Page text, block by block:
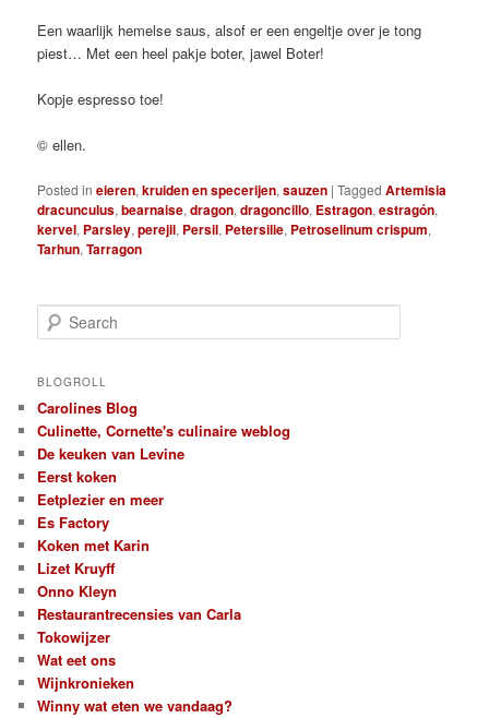
Een waarlijk hemelse saus, alsof er een engeltje over je tong
piest… Met een heel pakje boter, jawel Boter!
Kopje espresso toe!
© ellen.
Posted in eieren,kruiden en specerijen,sauzen |Tagged Artemisia
dracunculus,bearnaise,dragon,dragoncillo, Estragon,estragón,
kervel, Parsley,perejil, Persil, Petersilie, Petroselinum crispum,
Tarhun,Tarragon
e
r
h
BLOGROLL
Carolines Blog
Culinette, Cornette's culinaire weblog
De keuken van Levine
Eerst koken
Eetplezier en meer
Es Factory
Koken met Karin
Lizet Kruyff
Onno Kleyn
Restaurantrecensies van Carla
Tokowijzer
Wat eet ons
Wijnkronieken
Winny wat eten we vandaag?